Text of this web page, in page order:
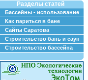
Разделы статей
Бассейны - использование
Как париться в бане
Сайты Саратова
Строительство бань и саун
Строительство бассейна